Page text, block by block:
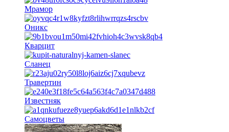
Мрамор
Оникс
Кварцит
Сланец
Травертин
Известняк
Самоцветы